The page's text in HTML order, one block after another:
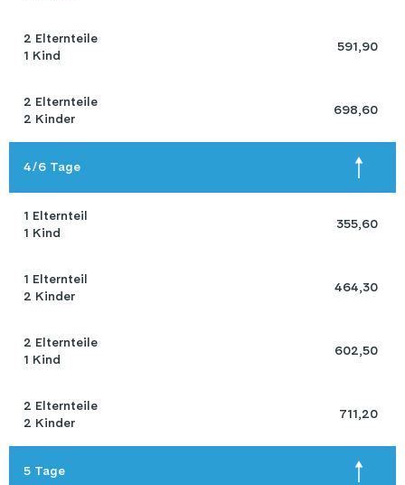
2 Elternteile
1 Kind
591,90
2 Elternteile
2 Kinder
698,60
4/6 Tage
1 Elternteil
1 Kind
355,60
1 Elternteil
2 Kinder
464,30
2 Elternteile
1 Kind
602,50
2 Elternteile
2 Kinder
711,20
5 Tage